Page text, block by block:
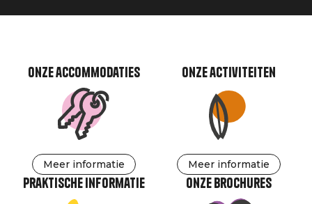
Onze accommodaties
Meer informatie
Onze activiteiten
Meer informatie
Praktische informatie Onze brochures